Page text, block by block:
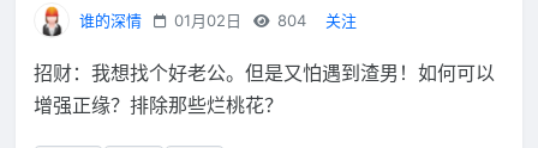
谁的深情 01月02日 804 关注
招财：我想找个好老公。但是又怕遇到渣男！如何可以
增强正缘？排除那些烂桃花？